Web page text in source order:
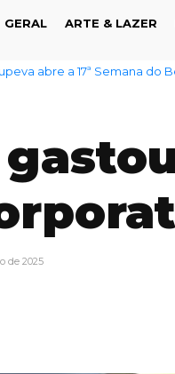
GERAL ARTE & LAZER
Rotas Turísticas está aberto
abre a 17ª Semana do
de 2025